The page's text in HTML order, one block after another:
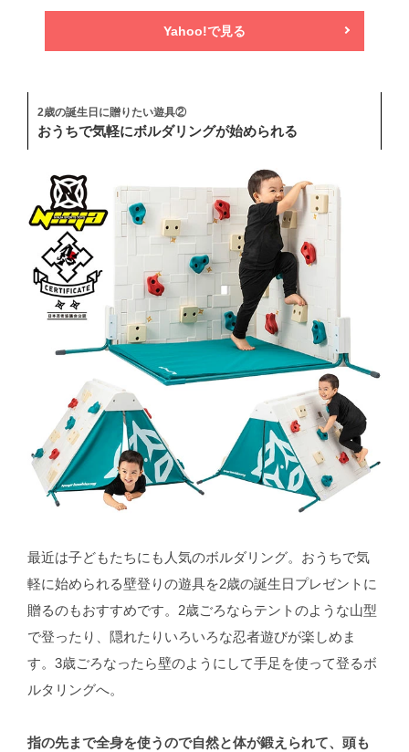
Yahoo!で見る
2歳の誕生日に贈りたい遊具②
おうちで気軽にボルダリングが始められる
最近は子どもたちにも人気のボルダリング。おうちで気
軽に始められる壁登りの遊具を2歳の誕生日プレゼントに
贈るのもおすすめです。2歳ごろならテントのような山型
で登ったり、隠れたりいろいろな忍者遊びが楽しめま
す。3歳ごろなったら壁のようにして手足を使って登るボ
ルタリングへ。
指の先まで全身を使うので自然と体が鍛えられて、頭も